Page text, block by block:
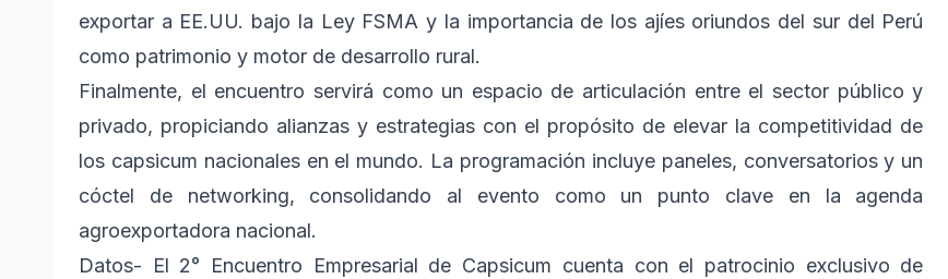
exportar a EE.UU. bajo la Ley FSMA y la importancia de los ajíes oriundos del sur del Perú
como patrimonio y motor de desarrollo rural.
Finalmente, el encuentro servirá como un espacio de articulación entre el sector público y
privado, propiciando alianzas y estrategias con el propósito de elevar la competitividad de
los capsicum nacionales en el mundo. La programación incluye paneles, conversatorios y un
cóctel de networking, consolidando al evento como un punto clave en la agenda
agroexportadora nacional.
Datos- El 2° Encuentro Empresarial de Capsicum cuenta con el patrocinio exclusivo de